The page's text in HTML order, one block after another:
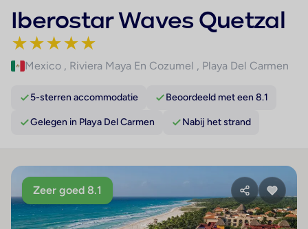
Iberostar Waves Quetzal
★★★★★
Mexico , Riviera Maya En Cozumel , Playa Del Carmen
5-sterren accommodatie Beoordeeld met een 8.1
Gelegen in Playa Del Carmen Nabij het strand
Zeer goed 8.1